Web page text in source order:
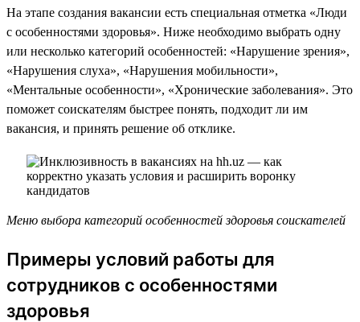
На этапе создания вакансии есть специальная отметка «Люди
с особенностями здоровья». Ниже необходимо выбрать одну
или несколько категорий особенностей: «Нарушение зрения»,
«Нарушения слуха», «Нарушения мобильности»,
«Ментальные особенности», «Хронические заболевания». Это
поможет соискателям быстрее понять, подходит ли им
вакансия, и принять решение об отклике.
Меню выбора категорий особенностей здоровья соискателей
Примеры условий работы для
сотрудников с особенностями
здоровья